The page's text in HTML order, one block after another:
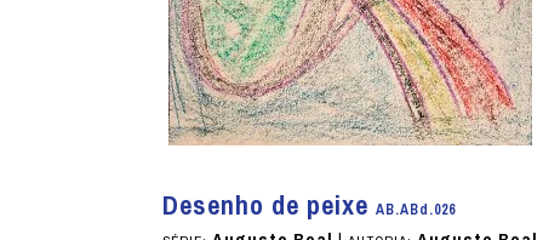
Desenho de peixeAB.ABd.026